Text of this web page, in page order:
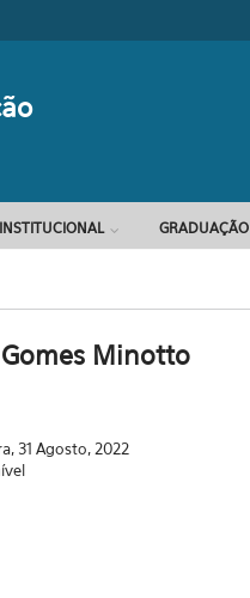
INSTITUCIONAL GRADUAÇÃO
Minotto
31 Agosto, 2022